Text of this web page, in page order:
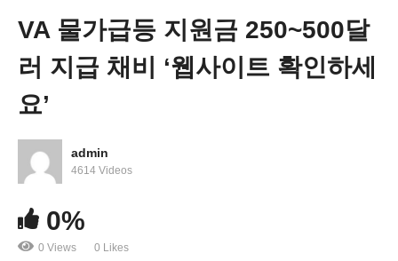
뉴욕주 검찰 ‘트럼프 가족과 회사 사업금지, 2억 5천
만달러 제소’
VA 물가급등 지원금 250~500달
러 지급 채비 ‘웹사이트 확인하세
요’
admin
4614 Videos
0%
0 Views 0 Likes